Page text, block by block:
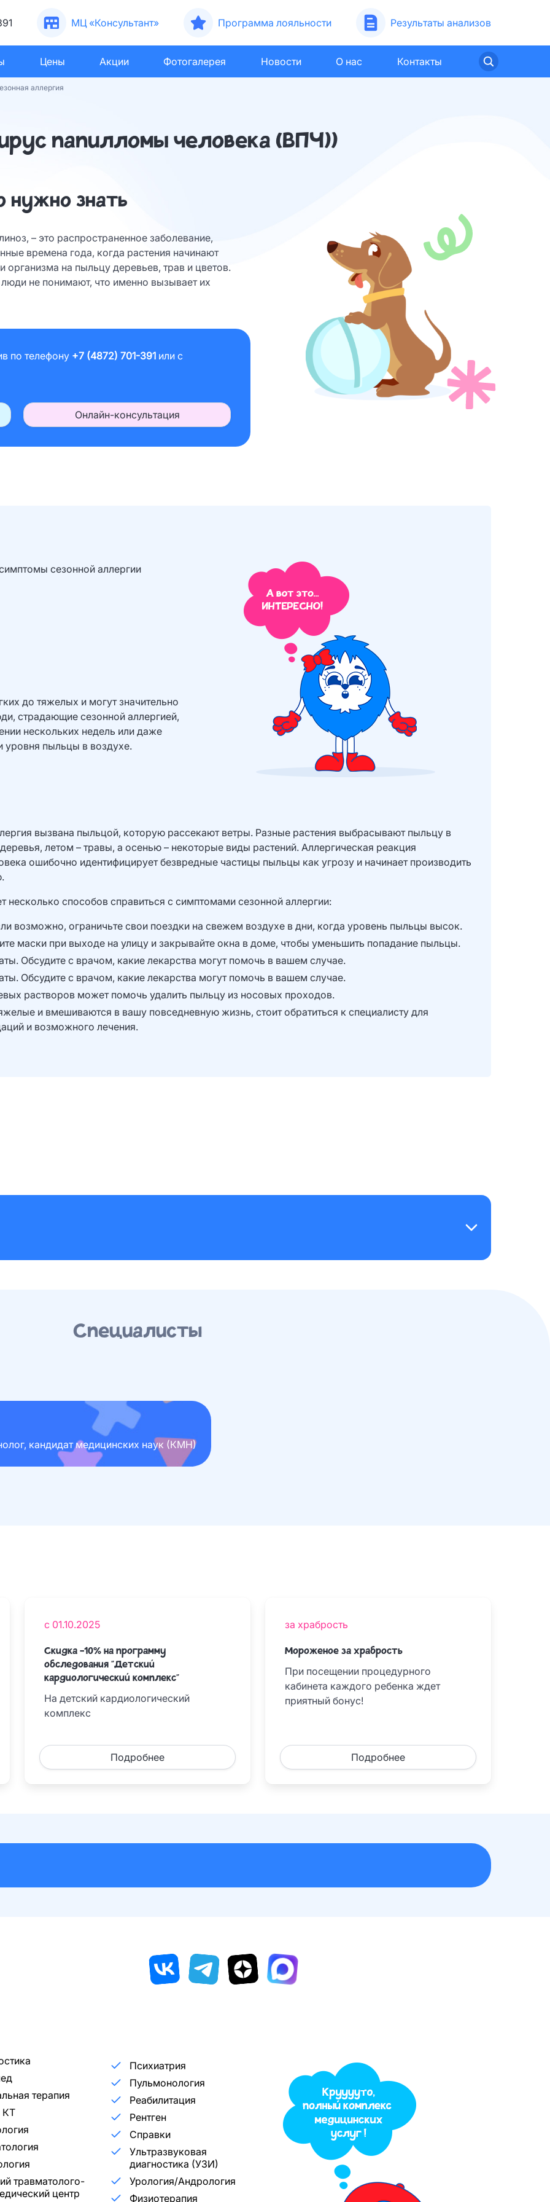
МЦ «Консультант» Программа лояльности Результаты анализов
Цены Акции Фотогалерея Новости О нас Контакты
аллергия
папилломы человека (ВПЧ))
нужно знать
– это распространенное заболевание,
времена года, когда растения начинают
организма на пыльцу деревьев, трав и цветов.
не понимают, что именно вызывает их
по телефону +7 (4872) 701-391 или с
Онлайн-консультация
сезонной аллергии
до тяжелых и могут значительно
страдающие сезонной аллергией,
нескольких недель или даже
уровня пыльцы в воздухе.
вызвана пыльцой, которую рассекают ветры. Разные растения выбрасывают пыльцу в
летом – травы, а осенью – некоторые виды растений. Аллергическая реакция
ошибочно идентифицирует безвредные частицы пыльцы как угрозу и начинает производить
несколько способов справиться с симптомами сезонной аллергии:
возможно, ограничьте свои поездки на свежем воздухе в дни, когда уровень пыльцы высок.
маски при выходе на улицу и закрывайте окна в доме, чтобы уменьшить попадание пыльцы.
Обсудите с врачом, какие лекарства могут помочь в вашем случае.
Обсудите с врачом, какие лекарства могут помочь в вашем случае.
растворов может помочь удалить пыльцу из носовых проходов.
и вмешиваются в вашу повседневную жизнь, стоит обратиться к специалисту для
и возможного лечения.
Специалисты
кандидат медицинских наук (КМН)
с 01.10.2025
Скидка -10% на программу
обследования "Детский
кардиологический комплекс"
На детский кардиологический
комплекс
Подробнее
за храбрость
Мороженое за храбрость
При посещении процедурного
кабинета каждого ребенка ждет
приятный бонус!
Подробнее
терапия
КТ
травматолого-
центр
Психиатрия
Пульмонология
Реабилитация
Рентген
Справки
Ультразвуковая
диагностика (УЗИ)
Урология/Андрология
Физиотерапия